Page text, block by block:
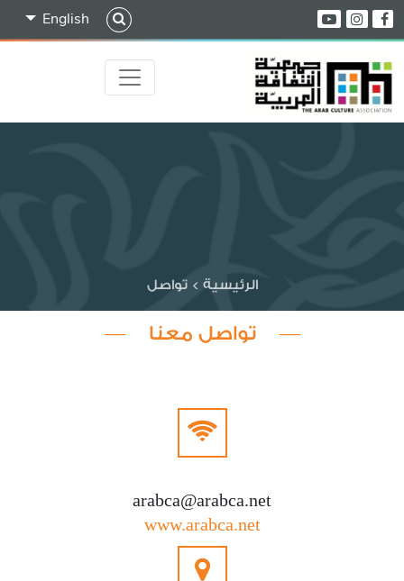
English
الرئيسية >تواصل
— تواصل معنا —
arabca@arabca.net
www.arabca.net